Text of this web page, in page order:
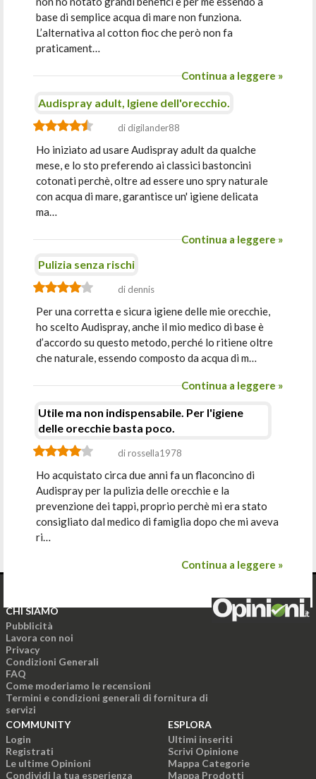
base di semplice acqua di mare non funziona.
L’alternativa al cotton fioc che però non fa
praticament…
Continua a leggere »
Audispray adult, Igiene dell'orecchio.
di digilander88
Ho iniziato ad usare Audispray adult da qualche
mese, e lo sto preferendo ai classici bastoncini
cotonati perchè, oltre ad essere uno spry naturale
con acqua di mare, garantisce un' igiene delicata
ma…
Continua a leggere »
Pulizia senza rischi
di dennis
Per una corretta e sicura igiene delle mie orecchie,
ho scelto Audispray, anche il mio medico di base è
d’accordo su questo metodo, perché lo ritiene oltre
che naturale, essendo composto da acqua di m…
Continua a leggere »
Utile ma non indispensabile. Per l'igiene
delle orecchie basta poco.
di rossella1978
Ho acquistato circa due anni fa un flaconcino di
Audispray per la pulizia delle orecchie e la
prevenzione dei tappi, proprio perchè mi era stato
consigliato dal medico di famiglia dopo che mi aveva
ri…
Continua a leggere »
CHI SIAMO
Pubblicità
Lavora con noi
Privacy
Condizioni Generali
FAQ
Come moderiamo le recensioni
Termini e condizioni generali di fornitura di
servizi
COMMUNITY
Login
Registrati
Le ultime Opinioni
Condividi la tua esperienza
ESPLORA
Ultimi inseriti
Scrivi Opinione
Mappa Categorie
Mappa Prodotti